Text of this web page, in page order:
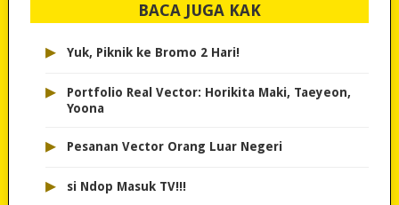
BACA JUGA KAK
▸ Yuk, Piknik ke Bromo 2 Hari!
▸
Portfolio Real Vector: Horikita Maki, Taeyeon,
Yoona
▸ Pesanan Vector Orang Luar Negeri
▸ si Ndop Masuk TV!!!